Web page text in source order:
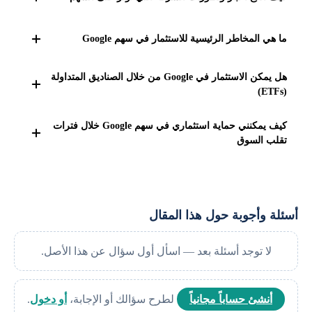
ما يعرف بإيصالات الإيداع العالمية (GDRs) أو إيصالات الإيداع
المستثمرين الدوليين شرائها مباشرة من السوق الأمريكي عبر
المواقع المالية المتخصصة بما في ذلك Bloomberg ومصادر
بالإضافة إلى ذلك توفر منصات التداول تطبيقات ومؤشرات تنبيه
للأسهم، كما يمكنك متابعة التقارير الفصلية والأخبار الرسمية من
ما هي المخاطر الرئيسية للاستثمار في سهم Google
والتغييرات في الاقتصاد الكلي التي قد تؤثر على إيرادات الشركة
بسبب القيود والقوانين المحتملة ضد الاحتكار أو حماية البيانات
قد تؤثر على نشاطات الشركة، كما المنافسة المستمرة في
هل يمكن الاستثمار في Google من خلال الصناديق المتداولة
(ETFs)
المتداولة (ETFs) التي تشمل أسهم الشركة كجزء من مكوناتها،
كيف يمكنني حماية استثماري في سهم Google خلال فترات
تقلب السوق
التقلبات القصيرة، كما يمكن استخدام حيل أخرى كثيرة.
أسئلة وأجوبة حول هذا المقال
لا توجد أسئلة بعد — اسأل أول سؤال عن هذا الأصل.
أنشئ حساباً مجانياً لطرح سؤالك أو الإجابة، أو دخول.